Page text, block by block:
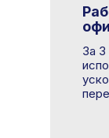
За 3